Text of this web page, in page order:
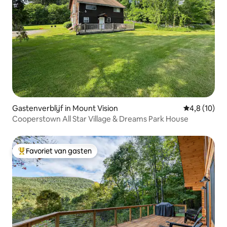
Gastenverblijf in Mount Vision
4,8 (10)
Cooperstown All Star Village & Dreams Park House
Topfavoriet van gasten
Favoriet van gasten